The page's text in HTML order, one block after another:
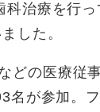
治療を行
した。
の医療従
が参加。